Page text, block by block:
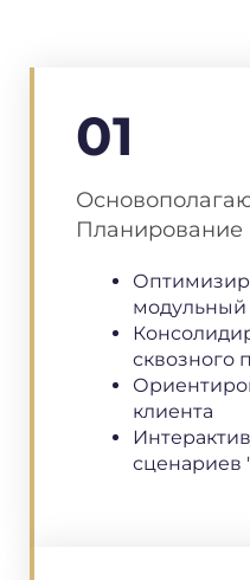
01
Планирование
модульный
сквозного
клиента
сценариев